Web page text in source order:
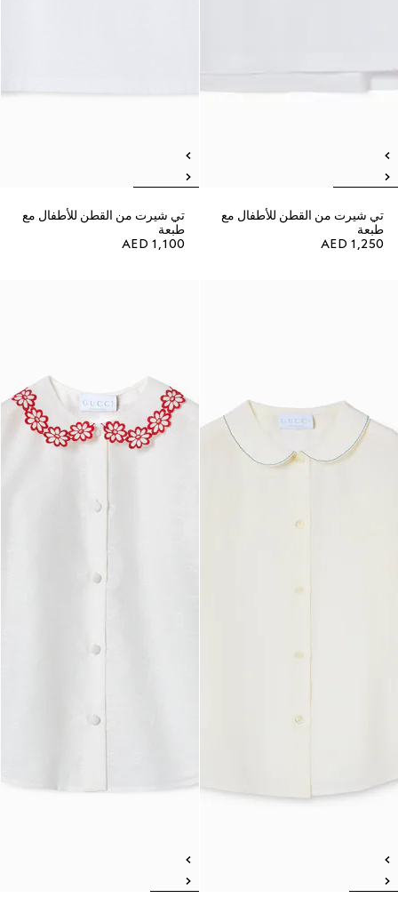
تي شيرت من القطن للأطفال مع
طبعة
AED 1,250
تي شيرت من القطن للأطفال مع
طبعة
AED 1,100